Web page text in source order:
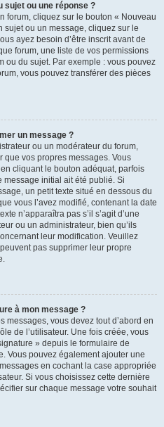
sujet ou une réponse ?
forum, cliquez sur le bouton « Nouveau
ou un message, cliquez sur le
ayez besoin d’être inscrit avant de
forum, une liste de vos permissions
ou du sujet. Par exemple : vous pouvez
vous pouvez transférer des pièces
un message ?
ou un modérateur du forum,
vos propres messages. Vous
cliquant le bouton adéquat, parfois
initial ait été publié. Si
un petit texte situé en dessous du
vous l’avez modifié, contenant la date
n’apparaîtra pas s’il s’agit d’une
ou un administrateur, bien qu’ils
leur modification. Veuillez
pas supprimer leur propre
à mon message ?
messages, vous devez tout d’abord en
de l’utilisateur. Une fois créée, vous
» depuis le formulaire de
Vous pouvez également ajouter une
en cochant la case appropriée
Si vous choisissez cette dernière
sur chaque message votre souhait